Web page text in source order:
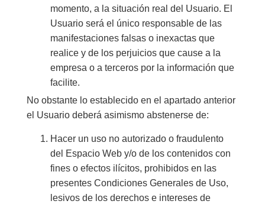
momento, a la situación real del Usuario. El
Usuario será el único responsable de las
manifestaciones falsas o inexactas que
realice y de los perjuicios que cause a la
empresa o a terceros por la información que
facilite.
No obstante lo establecido en el apartado anterior
el Usuario deberá asimismo abstenerse de:
Hacer un uso no autorizado o fraudulento
del Espacio Web y/o de los contenidos con
fines o efectos ilícitos, prohibidos en las
presentes Condiciones Generales de Uso,
lesivos de los derechos e intereses de